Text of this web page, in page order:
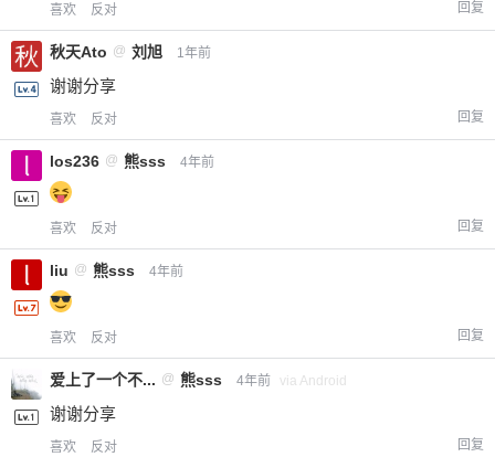
喜欢 反对 回复
秋天Ato @ 刘旭 1年前
谢谢分享
喜欢 反对 回复
los236 @ 熊sss 4年前
喜欢 反对 回复
liu @ 熊sss 4年前
喜欢 反对 回复
爱上了一个不... @ 熊sss 4年前 via Android
谢谢分享
喜欢 反对 回复